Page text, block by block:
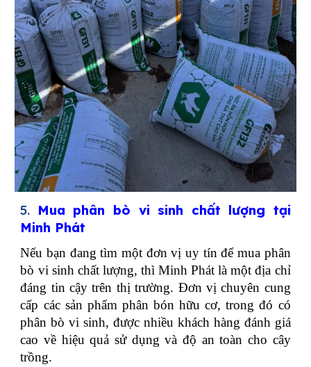
5. Mua phân bò vi sinh chất lượng tại
Minh Phát
Nếu bạn đang tìm một đơn vị uy tín để mua phân
bò vi sinh chất lượng, thì Minh Phát là một địa chỉ
đáng tin cậy trên thị trường. Đơn vị chuyên cung
cấp các sản phẩm phân bón hữu cơ, trong đó có
phân bò vi sinh, được nhiều khách hàng đánh giá
cao về hiệu quả sử dụng và độ an toàn cho cây
trồng.